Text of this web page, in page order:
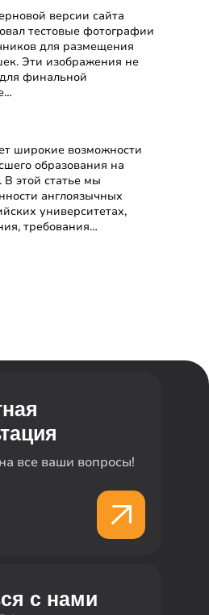
версии сайта
тестовые фотографии
для размещения
Эти изображения не
финальной
широкие возможности
образования на
В этой статье мы
англоязычных
университетах,
требования…
все ваши вопросы!
с нами